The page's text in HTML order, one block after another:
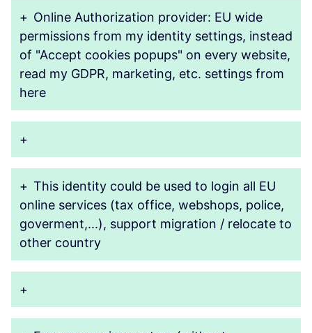
+ Online Authorization provider: EU wide
permissions from my identity settings, instead
of "Accept cookies popups" on every website,
read my GDPR, marketing, etc. settings from
here
+
+ This identity could be used to login all EU
online services (tax office, webshops, police,
goverment,...), support migration / relocate to
other country
+